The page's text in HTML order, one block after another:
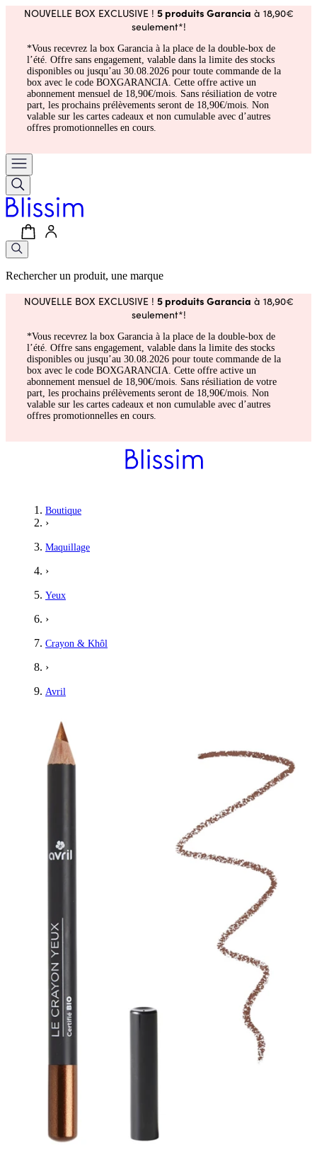
NOUVELLE BOX EXCLUSIVE ! 5 produits Garancia à 18,90€
seulement*!
*Vous recevrez la box Garancia à la place de la double-box de
l’été. Offre sans engagement, valable dans la limite des stocks
disponibles ou jusqu’au 30.08.2026 pour toute commande de la
box avec le code BOXGARANCIA. Cette offre active un
abonnement mensuel de 18,90€/mois. Sans résiliation de votre
part, les prochains prélèvements seront de 18,90€/mois. Non
valable sur les cartes cadeaux et non cumulable avec d’autres
offres promotionnelles en cours.
Rechercher un produit, une marque
NOUVELLE BOX EXCLUSIVE ! 5 produits Garancia à 18,90€
seulement*!
*Vous recevrez la box Garancia à la place de la double-box de
l’été. Offre sans engagement, valable dans la limite des stocks
disponibles ou jusqu’au 30.08.2026 pour toute commande de la
box avec le code BOXGARANCIA. Cette offre active un
abonnement mensuel de 18,90€/mois. Sans résiliation de votre
part, les prochains prélèvements seront de 18,90€/mois. Non
valable sur les cartes cadeaux et non cumulable avec d’autres
offres promotionnelles en cours.
Boutique
›
Maquillage
›
Yeux
›
Crayon & Khôl
›
Avril